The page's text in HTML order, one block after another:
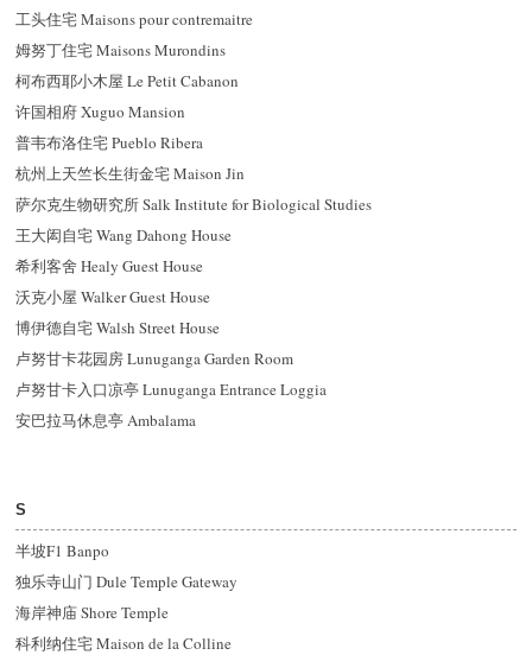
工头住宅 Maisons pour contremaitre
姆努丁住宅 Maisons Murondins
柯布西耶小木屋 Le Petit Cabanon
许国相府 Xuguo Mansion
普韦布洛住宅 Pueblo Ribera
杭州上天竺长生街金宅 Maison Jin
萨尔克生物研究所 Salk Institute for Biological Studies
王大闳自宅 Wang Dahong House
希利客舍 Healy Guest House
沃克小屋 Walker Guest House
博伊德自宅 Walsh Street House
卢努甘卡花园房 Lunuganga Garden Room
卢努甘卡入口凉亭 Lunuganga Entrance Loggia
安巴拉马休息亭 Ambalama
S
半坡F1 Banpo
独乐寺山门 Dule Temple Gateway
海岸神庙 Shore Temple
科利纳住宅 Maison de la Colline